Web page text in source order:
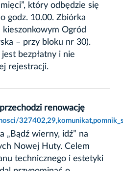
który odbędzie się
godz. 10.00. Zbiórka
Ogród
– przy bloku nr 30).
bezpłatny i nie
rejestracji.
renowację
„Bądź wierny, idź” na
Nowej Huty. Celem
technicznego i estetyki